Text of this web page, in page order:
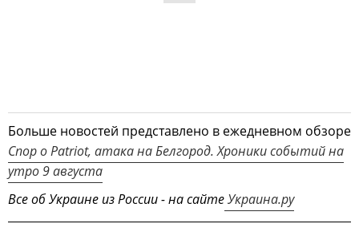
Больше новостей представлено в ежедневном обзоре
Спор о Patriot, атака на Белгород. Хроники событий на
утро 9 августа
Все об Украине из России - на сайтеУкраина.ру